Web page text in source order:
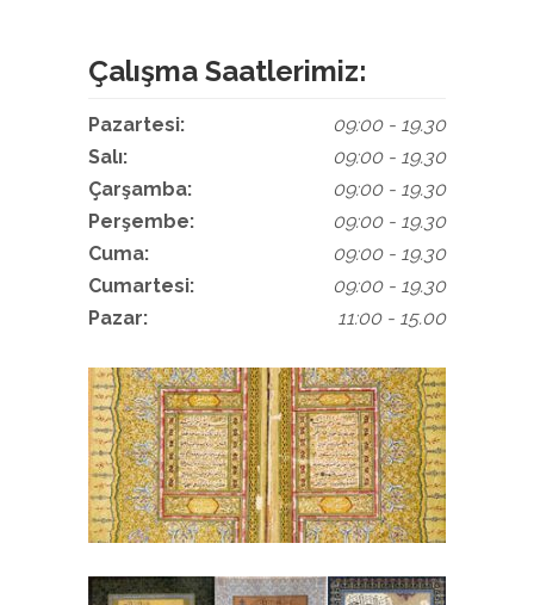
Çalışma Saatlerimiz:
Pazartesi:
Salı:
Çarşamba:
Perşembe:
Cuma:
Cumartesi:
Pazar:
09:00 - 19.30
09:00 - 19.30
09:00 - 19.30
09:00 - 19.30
09:00 - 19.30
09:00 - 19.30
11:00 - 15.00